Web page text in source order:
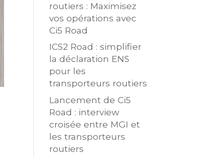
routiers : Maximisez
vos opérations avec
Ci5 Road
ICS2 Road : simplifier
la déclaration ENS
pour les
transporteurs routiers
Lancement de Ci5
Road : interview
croisée entre MGI et
les transporteurs
routiers